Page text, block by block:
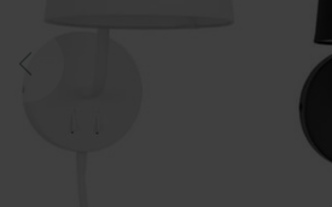
Previous